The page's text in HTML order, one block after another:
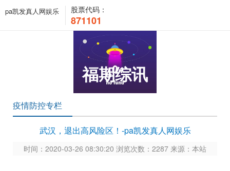
pa凯发真人网娱乐 股票代码：
871101
福期综讯
疫情防控专栏
武汉，退出高风险区！-pa凯发真人网娱乐
时间：2020-03-26 08:30:20 浏览次数：2287 来源：本站